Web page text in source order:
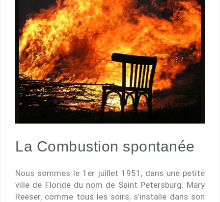
La Combustion spontanée
Nous sommes le 1er juillet 1951, dans une petite
ville de Floride du nom de Saint Petersburg. Mary
Reeser, comme tous les soirs, s’installe dans son